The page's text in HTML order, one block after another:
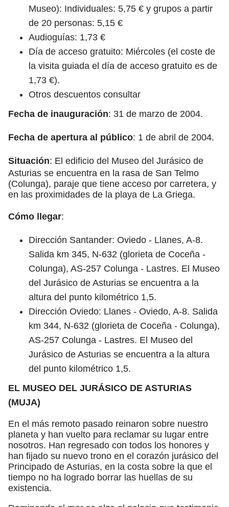
Museo): Individuales: 5,75 € y grupos a partir
de 20 personas: 5,15 €
Audioguías: 1,73 €
Día de acceso gratuito: Miércoles (el coste de
la visita guiada el día de acceso gratuito es de
1,73 €).
Otros descuentos consultar
Fecha de inauguración: 31 de marzo de 2004.
Fecha de apertura al público: 1 de abril de 2004.
Situación: El edificio del Museo del Jurásico de
Asturias se encuentra en la rasa de San Telmo
(Colunga), paraje que tiene acceso por carretera, y
en las proximidades de la playa de La Griega.
Cómo llegar:
Dirección Santander: Oviedo - Llanes, A-8.
Salida km 345, N-632 (glorieta de Coceña -
Colunga), AS-257 Colunga - Lastres. El Museo
del Jurásico de Asturias se encuentra a la
altura del punto kilométrico 1,5.
Dirección Oviedo: Llanes - Oviedo, A-8. Salida
km 344, N-632 (glorieta de Coceña - Colunga),
AS-257 Colunga - Lastres. El Museo del
Jurásico de Asturias se encuentra a la altura
del punto kilométrico 1,5.
EL MUSEO DEL JURÁSICO DE ASTURIAS
(MUJA)
En el más remoto pasado reinaron sobre nuestro
planeta y han vuelto para reclamar su lugar entre
nosotros. Han regresado con todos los honores y
han fijado su nuevo trono en el corazón jurásico del
Principado de Asturias, en la costa sobre la que el
tiempo no ha logrado borrar las huellas de su
existencia.